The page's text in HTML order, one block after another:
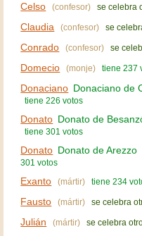
Celso (confesor) se celebra
Claudia (confesor) se
Conrado (confesor) se
Domecio (monje) tiene 237
Donaciano Donaciano de
tiene 226 votos
Donato Donato de
tiene 301 votos
Donato Donato de Arezzo
301 votos
Exanto (mártir) tiene 234
Fausto (mártir) se celebra
Julián (mártir) se celebra